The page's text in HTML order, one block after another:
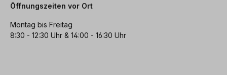
Öffnungszeiten vor Ort
Montag bis Freitag
8:30 - 12:30 Uhr & 14:00 - 16:30 Uhr